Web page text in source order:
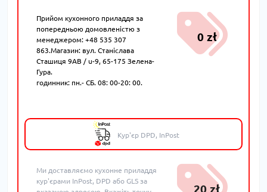
Прийом кухонного приладдя за
попередньою домовленістю з
менеджером: +48 535 307
863.Магазин: вул. Станіслава
Сташиця 9AB / u-9, 65-175 Зелена-
Гура.
годинник: пн.- СБ. 08: 00-20: 00.
0 zł
Кур'єр DPD, InPost
Ми доставляємо кухонне приладдя
кур'єрами InPost, DPD або GLS за
20 zł